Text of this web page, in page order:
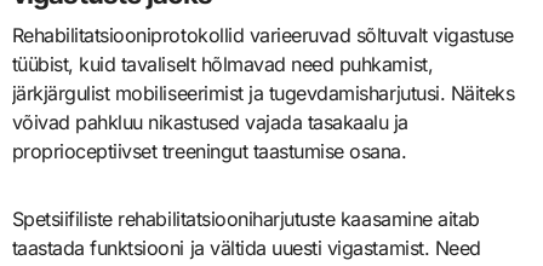
Rehabilitatsiooniprotokollid varieeruvad sõltuvalt vigastuse
tüübist, kuid tavaliselt hõlmavad need puhkamist,
järkjärgulist mobiliseerimist ja tugevdamisharjutusi. Näiteks
võivad pahkluu nikastused vajada tasakaalu ja
proprioceptiivset treeningut taastumise osana.
Spetsiifiliste rehabilitatsiooniharjutuste kaasamine aitab
taastada funktsiooni ja vältida uuesti vigastamist. Need